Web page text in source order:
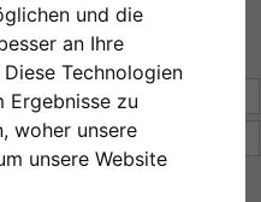
und die
an Ihre
Technologien
Ergebnisse zu
woher unsere
unsere Website
... 44 Weiter →
Sortierung:Preis
Artikel pro Seite12